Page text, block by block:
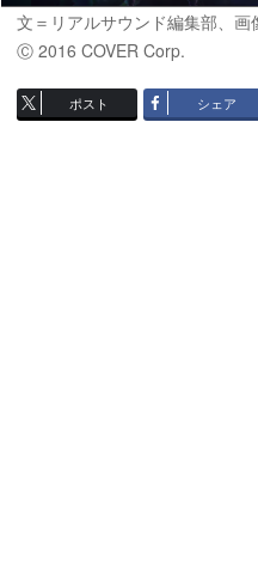
文＝リアルサウンド編集部、
Ⓒ 2016 COVER Corp.
ポスト シェア